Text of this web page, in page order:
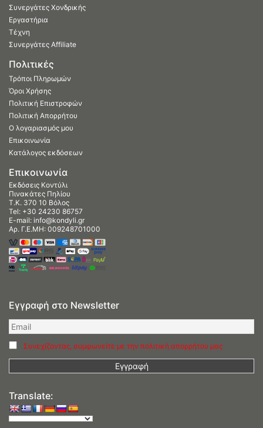
Συνεργάτες Χονδρικής
Εργαστήρια
Τέχνη
Συνεργάτες Affiliate
Πολιτικές
Τρόποι Πληρωμών
Όροι Χρήσης
Πολιτική Επιστροφών
Πολιτική Απορρήτου
Ο λογαριασμός μου
Επικοινωνία
Κατάλογος εκδόσεων
Επικοινωνία
Εκδόσεις Κοντύλι
Πινακάτες Πηλίου
Τ.Κ. 370 10 Βόλος
Tel: +30 24230 86757
E-mail: info@kondyli.gr
Αρ. Γ.Ε.ΜΗ: 009248701000
Εγγραφή στο Newsletter
Συνεχίζοντας, συμφωνείτε με την πολιτική απορρήτου μας
Translate: